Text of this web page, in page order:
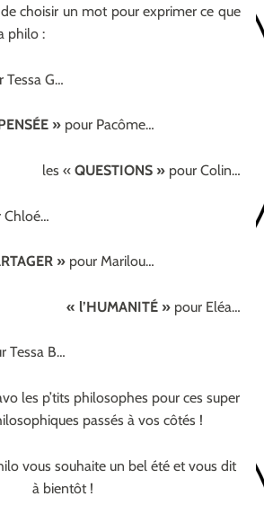
choisir un mot pour exprimer ce que
philo :
Tessa G…
» pour Pacôme…
les « QUESTIONS »pour Colin…
Chloé…
» pour Marilou…
« l’HUMANITÉ »pour Eléa…
Tessa B…
les p’tits philosophes pour ces super
passés à vos côtés !
vous souhaite un bel été et vous dit
à bientôt !